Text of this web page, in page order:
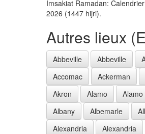
Imsakiat Ramadan:
2026 (1447 hijri).
Autres lieux
Abbeville Abbeville
Accomac
Ackerman
Akron
Alamo Alamo
Albany
Albemarle
Alexandria
Alexandria